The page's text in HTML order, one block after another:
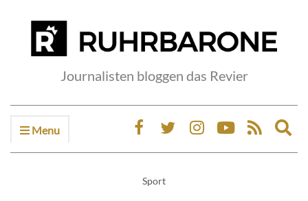
Journalisten bloggen das Revier
Menu
Sport